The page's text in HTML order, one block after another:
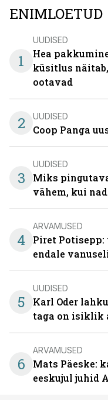
ENIMLOETUD
1
UUDISED
Hea
küsitlus
ootavad
2 UUDISED
Coop Panga
3
UUDISED
Miks
vähem, kui
4
ARVAMUSED
Piret
endale
5
UUDISED
Karl Oder
taga on isiklik
6
ARVAMUSED
Mats Päeske:
eeskujul juhid